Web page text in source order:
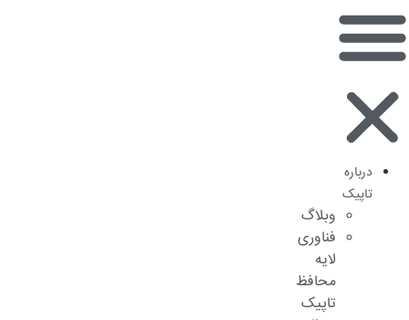
درباره
تاپیک
وبلاگ
فناوری
لایه
محافظ
تاپیک